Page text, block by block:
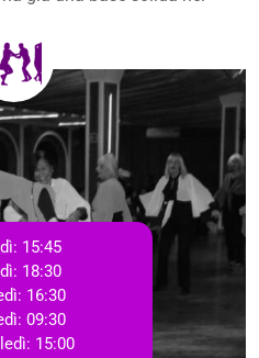
15:45
18:30
16:30
09:30
15:00